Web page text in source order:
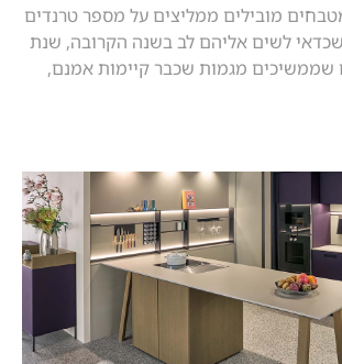
מובילים ממליצים על מספר טרנדים
לשים אליהם לב בשנה הקרובה, שנת